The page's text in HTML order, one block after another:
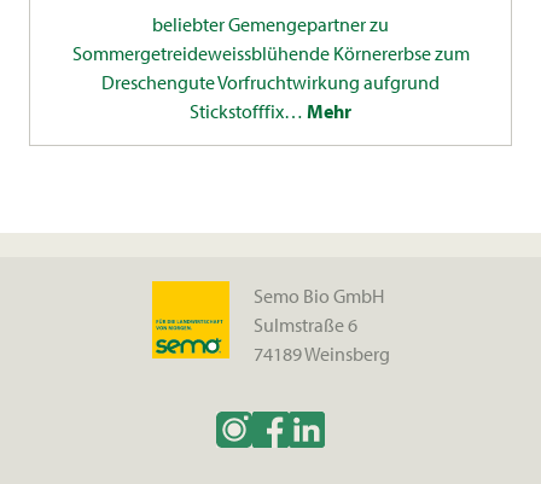
beliebter Gemengepartner zu
Sommergetreideweissblühende Körnererbse zum
Dreschengute Vorfruchtwirkung aufgrund
Stickstofffix… Mehr
Semo Bio GmbH
Sulmstraße 6
74189 Weinsberg